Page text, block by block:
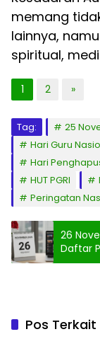
memang
lainnya,
spiritual,
1 2 »
Tag: 25
Hari Guru
Hari
HUT PGRI
Peringatan
26
Daftar
Tahu
Pos Terkait